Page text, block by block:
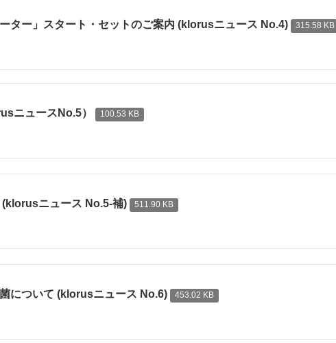
ーター」スタート・セットのご案内 (klorusニュース No.4) 315.58 KB
ニュースNo.5） 100.53 KB
ニュース No.5-補) 511.90 KB
について (klorusニュース No.6) 453.02 KB